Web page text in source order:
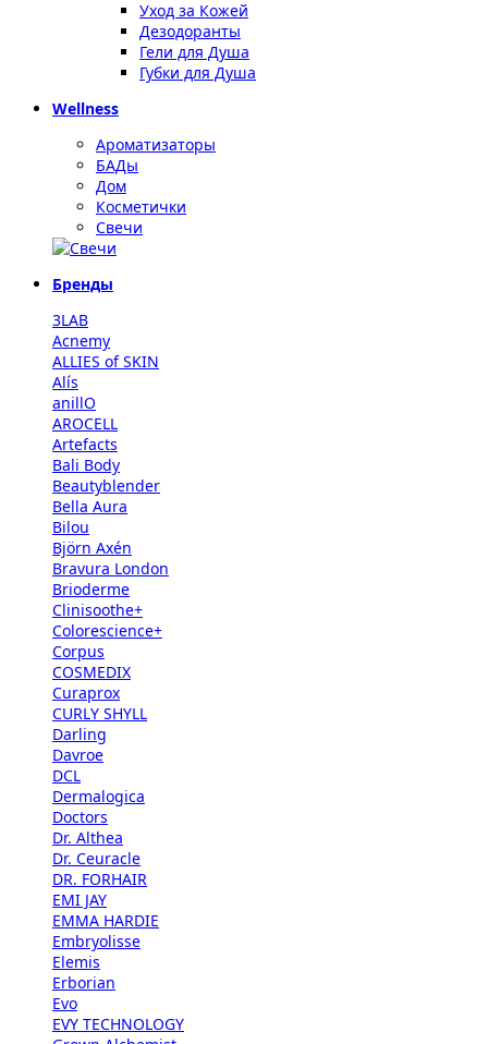
Уход за Кожей
Дезодоранты
Гели для Душа
Губки для Душа
Wellness
Ароматизаторы
БАДы
Дом
Косметички
Свечи
Бренды
3LAB
Acnemy
ALLIES of SKIN
Alís
anillO
AROCELL
Artefacts
Bali Body
Beautyblender
Bella Aura
Bilou
Björn Axén
Bravura London
Brioderme
Clinisoothe+
Colorescience+
Corpus
COSMEDIX
Curaprox
CURLY SHYLL
Darling
Davroe
DCL
Dermalogica
Doctors
Dr. Althea
Dr. Ceuracle
DR. FORHAIR
EMI JAY
EMMA HARDIE
Embryolisse
Elemis
Erborian
Evo
EVY TECHNOLOGY